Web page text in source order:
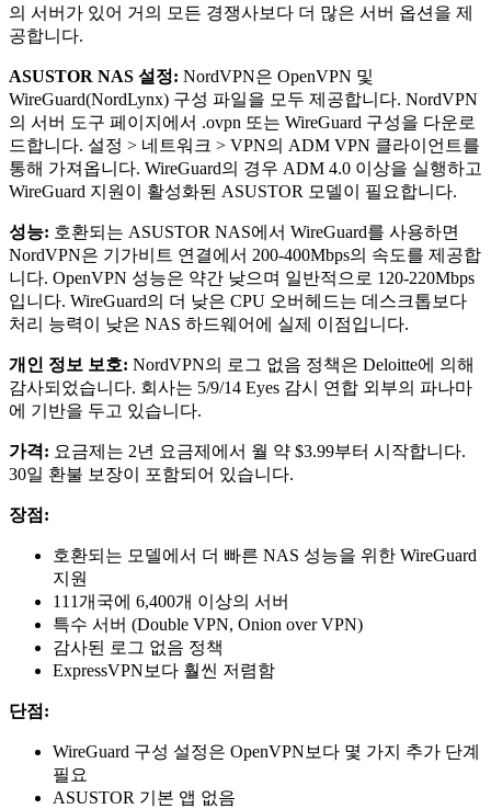
의 서버가 있어 거의 모든 경쟁사보다 더 많은 서버 옵션을 제
공합니다.
ASUSTOR NAS 설정: NordVPN은 OpenVPN 및
WireGuard(NordLynx) 구성 파일을 모두 제공합니다. NordVPN
의 서버 도구 페이지에서 .ovpn 또는 WireGuard 구성을 다운로
드합니다. 설정 > 네트워크 > VPN의 ADM VPN 클라이언트를
통해 가져옵니다. WireGuard의 경우 ADM 4.0 이상을 실행하고
WireGuard 지원이 활성화된 ASUSTOR 모델이 필요합니다.
성능: 호환되는 ASUSTOR NAS에서 WireGuard를 사용하면
NordVPN은 기가비트 연결에서 200-400Mbps의 속도를 제공합
니다. OpenVPN 성능은 약간 낮으며 일반적으로 120-220Mbps
입니다. WireGuard의 더 낮은 CPU 오버헤드는 데스크톱보다
처리 능력이 낮은 NAS 하드웨어에 실제 이점입니다.
개인 정보 보호: NordVPN의 로그 없음 정책은 Deloitte에 의해
감사되었습니다. 회사는 5/9/14 Eyes 감시 연합 외부의 파나마
에 기반을 두고 있습니다.
가격: 요금제는 2년 요금제에서 월 약 $3.99부터 시작합니다.
30일 환불 보장이 포함되어 있습니다.
장점:
호환되는 모델에서 더 빠른 NAS 성능을 위한 WireGuard
지원
111개국에 6,400개 이상의 서버
특수 서버 (Double VPN, Onion over VPN)
감사된 로그 없음 정책
ExpressVPN보다 훨씬 저렴함
단점:
WireGuard 구성 설정은 OpenVPN보다 몇 가지 추가 단계
필요
ASUSTOR 기본 앱 없음